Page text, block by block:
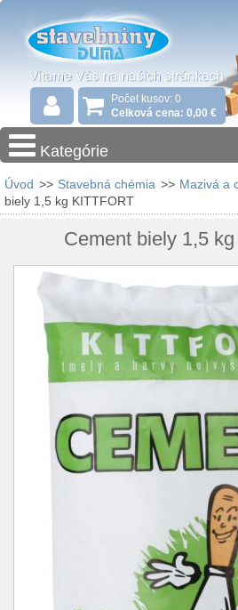
Počet kusov: 0
Celková cena: 0,00 €
Kategórie
Úvod >> Stavebná chémia >> Mazivá a
biely 1,5 kg KITTFORT
Cement biely 1,5